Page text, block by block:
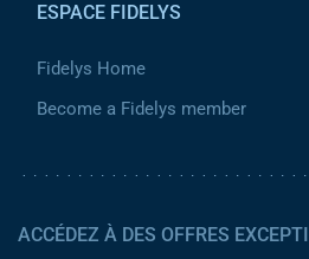
ESPACE FIDELYS
Fidelys Home
Become a Fidelys member
ACCÉDEZ À DES OFFRES